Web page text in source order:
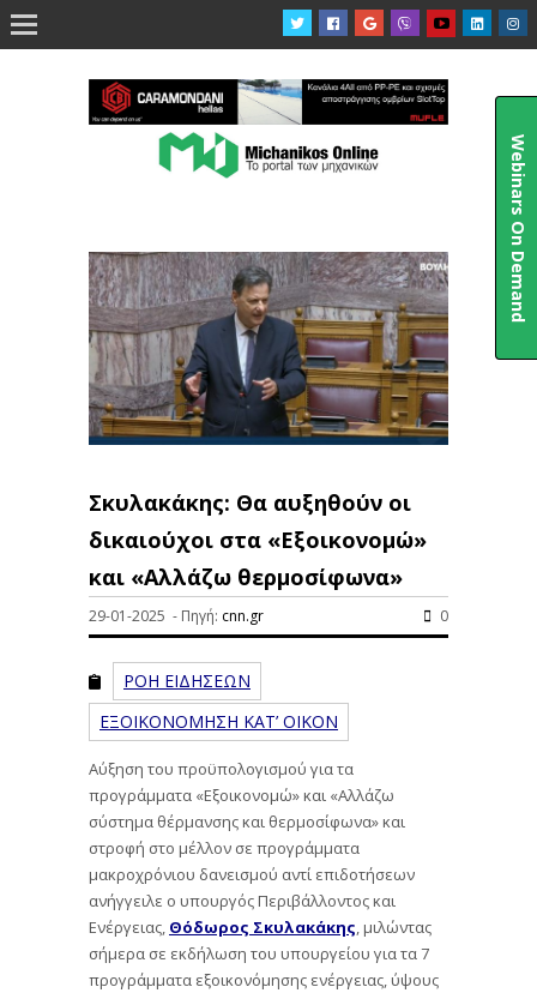

Σκυλακάκης: Θα αυξηθούν οι
δικαιούχοι στα «Εξοικονομώ»
και «Αλλάζω θερμοσίφωνα»
29-01-2025 - Πηγή: cnn.gr 0
ΡΟΗ ΕΙΔΗΣΕΩΝ
ΕΞΟΙΚΟΝΟΜΗΣΗ ΚΑΤ’ ΟΙΚΟΝ
Αύξηση του προϋπολογισμού για τα
προγράμματα «Εξοικονομώ» και «Αλλάζω
σύστημα θέρμανσης και θερμοσίφωνα» και
στροφή στο μέλλον σε προγράμματα
μακροχρόνιου δανεισμού αντί επιδοτήσεων
ανήγγειλε ο υπουργός Περιβάλλοντος και
Ενέργειας, Θόδωρος Σκυλακάκης, μιλώντας
σήμερα σε εκδήλωση του υπουργείου για τα 7
προγράμματα εξοικονόμησης ενέργειας, ύψους
Webinars On Demand